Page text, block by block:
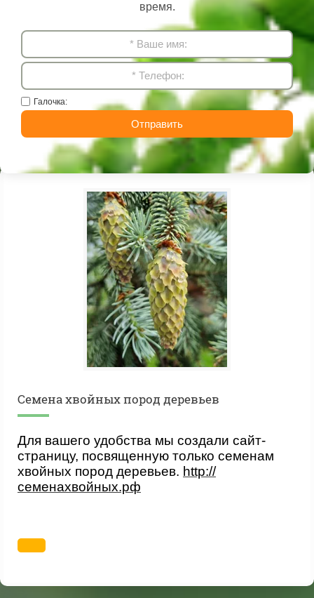
время.
Галочка:
Отправить
Cемена хвойных пород деревьев
Для вашего удобства мы создали сайт-
страницу, посвященную только семенам
хвойных пород деревьев. http://
семенахвойных.рф